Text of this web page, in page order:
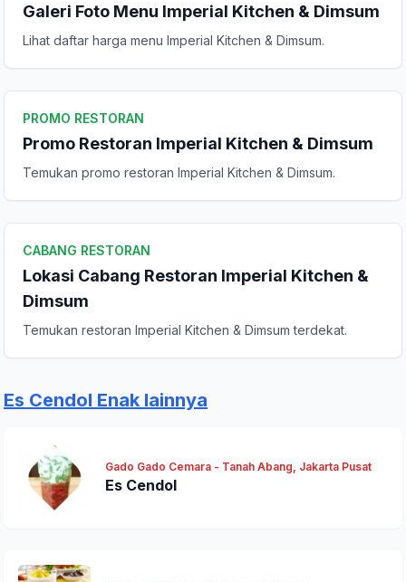
Galeri Foto Menu Imperial Kitchen & Dimsum
Lihat daftar harga menu Imperial Kitchen & Dimsum.
PROMO RESTORAN
Promo Restoran Imperial Kitchen & Dimsum
Temukan promo restoran Imperial Kitchen & Dimsum.
CABANG RESTORAN
Lokasi Cabang Restoran Imperial Kitchen &
Dimsum
Temukan restoran Imperial Kitchen & Dimsum terdekat.
Es Cendol Enak lainnya
Gado Gado Cemara - Tanah Abang, Jakarta Pusat
Es Cendol
Tulis Ulasan
Komentar Anda